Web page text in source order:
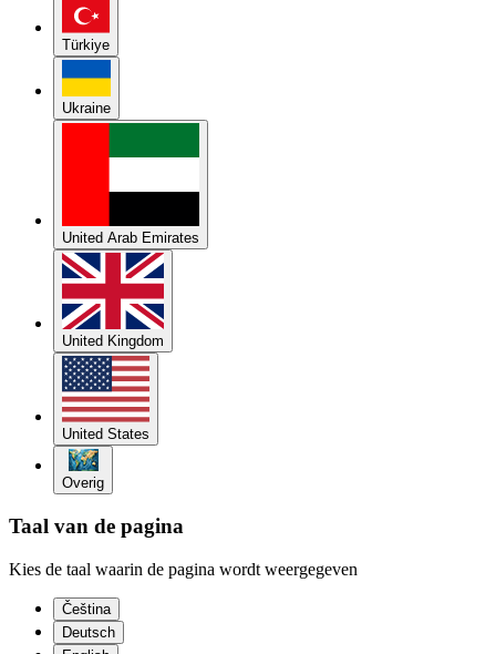
Türkiye
Ukraine
United Arab Emirates
United Kingdom
United States
Overig
Taal van de pagina
Kies de taal waarin de pagina wordt weergegeven
Čeština
Deutsch